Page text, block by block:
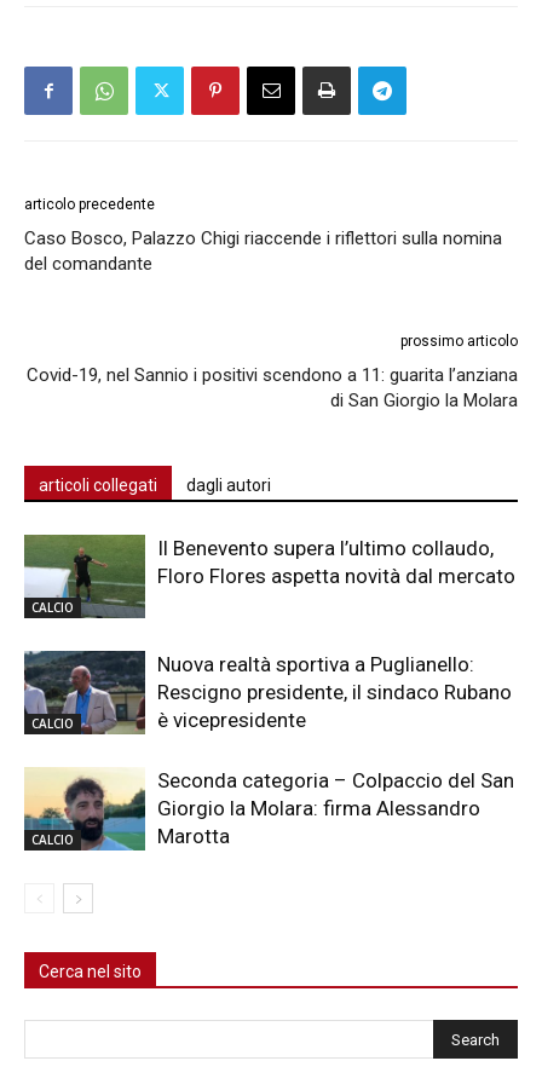
articolo precedente
Caso Bosco, Palazzo Chigi riaccende i riflettori sulla nomina
del comandante
prossimo articolo
Covid-19, nel Sannio i positivi scendono a 11: guarita l’anziana
di San Giorgio la Molara
articoli collegati dagli autori
CALCIO
Il Benevento supera l’ultimo collaudo,
Floro Flores aspetta novità dal mercato
CALCIO
Nuova realtà sportiva a Puglianello:
Rescigno presidente, il sindaco Rubano
è vicepresidente
CALCIO
Seconda categoria – Colpaccio del San
Giorgio la Molara: firma Alessandro
Marotta
Cerca nel sito